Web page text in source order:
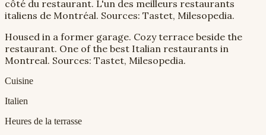
côté du restaurant. L'un des meilleurs restaurants
italiens de Montréal. Sources: Tastet, Milesopedia.
Housed in a former garage. Cozy terrace beside the
restaurant. One of the best Italian restaurants in
Montreal. Sources: Tastet, Milesopedia.
Cuisine
Italien
Heures de la terrasse